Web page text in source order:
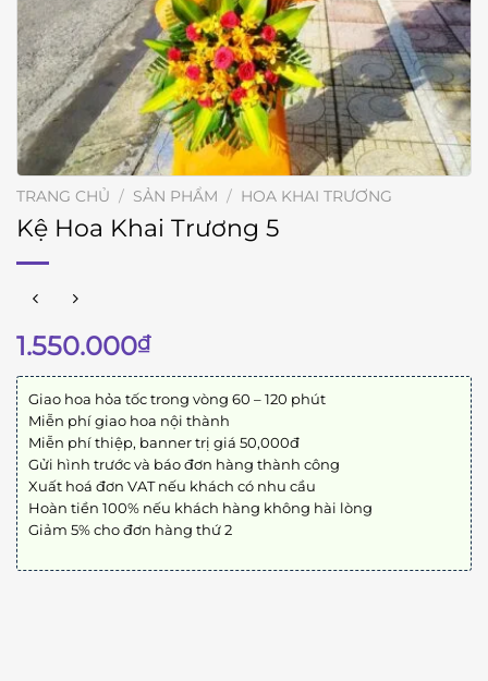
TRANG CHỦ / SẢN PHẨM / HOA KHAI TRƯƠNG
Kệ Hoa Khai Trương 5
1.550.000₫
Giao hoa hỏa tốc trong vòng 60 – 120 phút
Miễn phí giao hoa nội thành
Miễn phí thiệp, banner trị giá 50,000đ
Gửi hình trước và báo đơn hàng thành công
Xuất hoá đơn VAT nếu khách có nhu cầu
Hoàn tiền 100% nếu khách hàng không hài lòng
Giảm 5% cho đơn hàng thứ 2